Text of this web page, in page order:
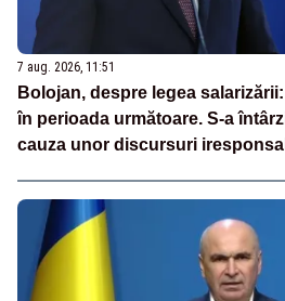
7 aug. 2026, 11:51
Bolojan, despre legea
în perioada următoare. S-a
cauza unor discursuri